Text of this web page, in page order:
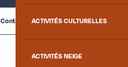
ACTIVITÉS CULTURELLES
ACTIVITÉS NEIGE
Contactez-nous